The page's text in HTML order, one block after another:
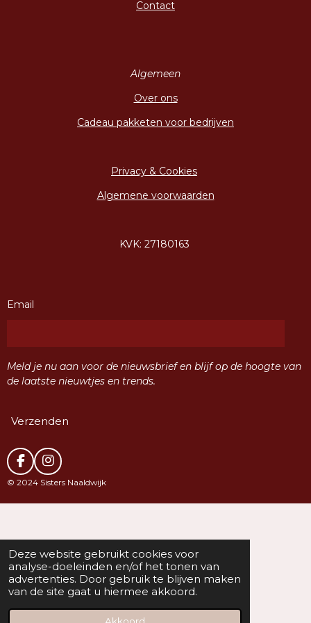
Deze website gebruikt cookies voor
analyse-doeleinden en/of het tonen van
advertenties. Door gebruik te blijven maken
van de site gaat u hiermee akkoord.
Contact
Algemeen
Over ons
Cadeau pakketen voor bedrijven
Privacy & Cookies
Algemene voorwaarden
KVK: 27180163
Email
Meld je nu aan voor de nieuwsbrief en blijf op de hoogte van
de laatste nieuwtjes en trends.
Verzenden
F
a
e
o
k
I
n
t
r
a
m
© 2024 Sisters Naaldwijk